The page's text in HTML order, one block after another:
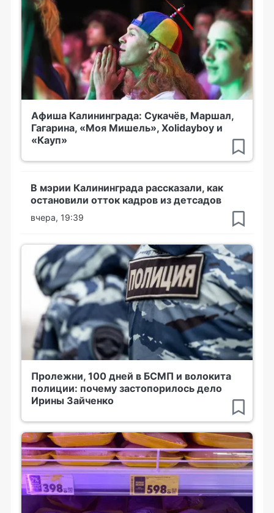
Афиша Калининграда: Сукачёв, Маршал,
Гагарина, «Моя Мишель», Xolidayboy и
«Кауп»
В мэрии Калининграда рассказали, как
остановили отток кадров из детсадов
вчера, 19:39
Пролежни, 100 дней в БСМП и волокита
полиции: почему застопорилось дело
Ирины Зайченко